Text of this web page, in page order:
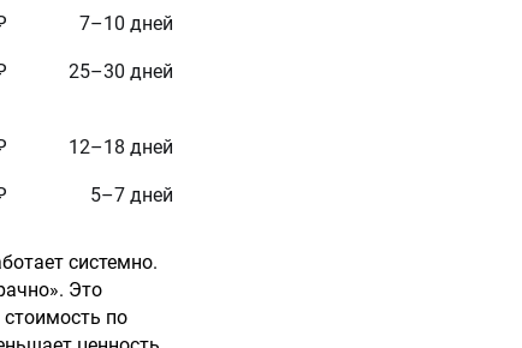
7–10 дней
25–30 дней
12–18 дней
5–7 дней
системно.
Это
по